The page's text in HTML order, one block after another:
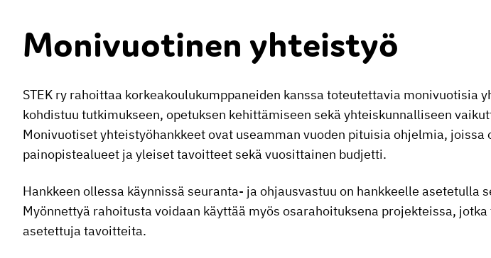
Monivuotinen yhteistyö
STEK ry rahoittaa korkeakoulukumppaneiden kanssa toteutettavia monivuotisia
kohdistuu tutkimukseen, opetuksen kehittämiseen sekä yhteiskunnalliseen
Monivuotiset yhteistyöhankkeet ovat useamman vuoden pituisia ohjelmia, joissa
painopistealueet ja yleiset tavoitteet sekä vuosittainen budjetti.
Hankkeen ollessa käynnissä seuranta- ja ohjausvastuu on hankkeelle asetetulla
Myönnettyä rahoitusta voidaan käyttää myös osarahoituksena projekteissa,
asetettuja tavoitteita.